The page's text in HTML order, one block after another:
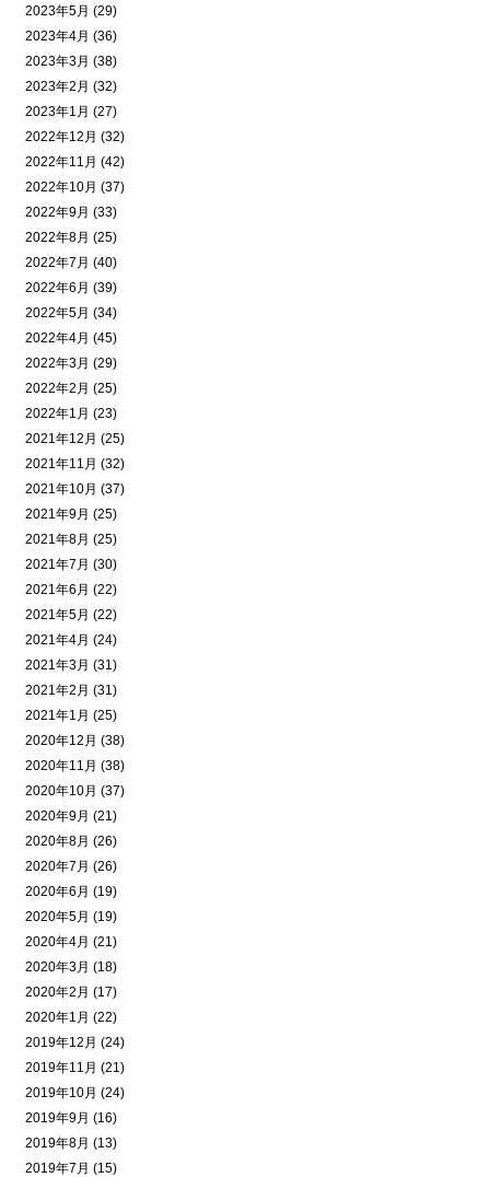
2023年5月 (29)
2023年4月 (36)
2023年3月 (38)
2023年2月 (32)
2023年1月 (27)
2022年12月 (32)
2022年11月 (42)
2022年10月 (37)
2022年9月 (33)
2022年8月 (25)
2022年7月 (40)
2022年6月 (39)
2022年5月 (34)
2022年4月 (45)
2022年3月 (29)
2022年2月 (25)
2022年1月 (23)
2021年12月 (25)
2021年11月 (32)
2021年10月 (37)
2021年9月 (25)
2021年8月 (25)
2021年7月 (30)
2021年6月 (22)
2021年5月 (22)
2021年4月 (24)
2021年3月 (31)
2021年2月 (31)
2021年1月 (25)
2020年12月 (38)
2020年11月 (38)
2020年10月 (37)
2020年9月 (21)
2020年8月 (26)
2020年7月 (26)
2020年6月 (19)
2020年5月 (19)
2020年4月 (21)
2020年3月 (18)
2020年2月 (17)
2020年1月 (22)
2019年12月 (24)
2019年11月 (21)
2019年10月 (24)
2019年9月 (16)
2019年8月 (13)
2019年7月 (15)